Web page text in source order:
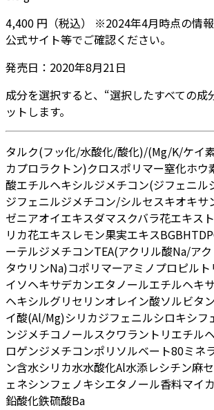
4,400 円 （税込） ※2024年4月時点の情
公式サイト等でご確認ください。
発売日： 2020年8月21日
成分を選択すると、“選択したすべての成
ットします。
タルク(フッ化/水酸化/酸化)/(Mg/K/ケイ
カプロラクトン)クロスポリマー窒化ホウ
酸エチルヘキシルジメチコン(ジフェニル
ジフェニルジメチコン/シルセスキオキサ
ゼニアオイエキスダマスクバラ花エキス
リカ花エキスレモン果実エキスBGBHT
ーテルジメチコンTEA(アクリル酸Na/ア
タウリンNa)コポリマーアミノプロピル
イソヘキサデカンエタノールエチルヘキ
ヘキシルグリセリンオレイン酸ソルビタン
イ酸(Al/Mg)シリカジフェニルシロキシフ
ンジメチコノールスクワラン トリエチル
ロゲンジメチコンポリソルベート80ミネ
ン含水シリカ水水酸化Al水添レシチン麻
ェネシンフェノキシエタノール香料マイカ
鉛酸化鉄硫酸Ba